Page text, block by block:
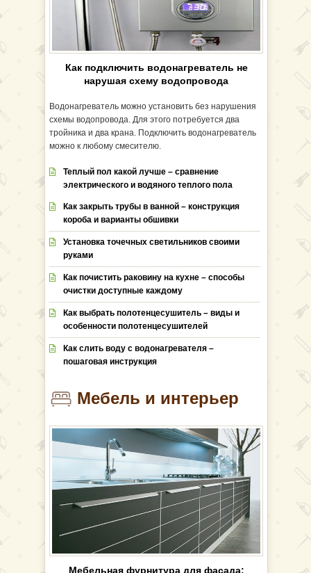
Как подключить водонагреватель не
нарушая схему водопровода
Водонагреватель можно установить без нарушения
схемы водопровода. Для этого потребуется два
тройника и два крана. Подключить водонагреватель
можно к любому смесителю.
Теплый пол какой лучше – сравнение
электрического и водяного теплого пола
Как закрыть трубы в ванной – конструкция
короба и варианты обшивки
Установка точечных светильников своими
руками
Как почистить раковину на кухне – способы
очистки доступные каждому
Как выбрать полотенцесушитель – виды и
особенности полотенцесушителей
Как слить воду с водонагревателя –
пошаговая инструкция
Мебель и интерьер
Мебельная фурнитура для фасада: